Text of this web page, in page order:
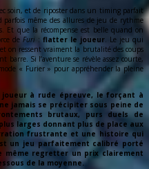
soin, et de riposter dans un timing parfait
parfois même des allures de jeu de rythme
Et que la récompense est belle quand on
de Furi: flatter le joueur. Le jeu qui
on ressent vraiment la brutalité des coups
barre. Si l’aventure se révèle assez courte,
« Furier » pour appréhender la pleine
à rude épreuve, le forçant à
jamais se précipiter sous peine de
brutaux, purs duels de
larges donnant plus de place aux
frustrante et une histoire qui
un jeu parfaitement calibré porté
même regretter un prix clairement
de la moyenne.